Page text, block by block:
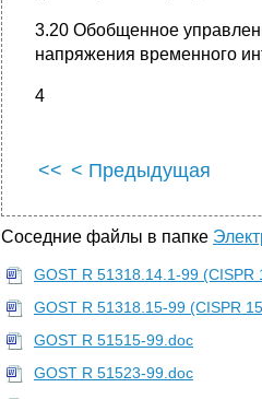
3.20 Обобщенное
напряжения временного
4
<< < Предыдущая
Соседние файлы в папке
GOST R 51318.14.1-99 (CISPR
GOST R 51318.15-99 (CISPR
GOST R 51515-99.doc
GOST R 51523-99.doc